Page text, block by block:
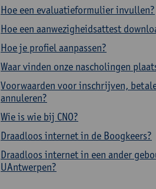
Hoe een evaluatieformulier invullen?
Hoe een aanwezigheidsattest
Hoe je profiel aanpassen?
Waar vinden onze nascholingen
Voorwaarden voor inschrijven,
annuleren?
Wie is wie bij CNO?
Draadloos internet in de Boogkeers?
Draadloos internet in een ander
UAntwerpen?